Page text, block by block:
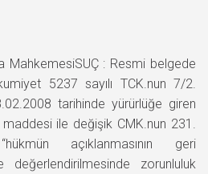
MahkemesiSUÇ : Resmi belgede
5237 sayılı TCK.nun 7/2.
tarihinde yürürlüğe giren
maddesi ile değişik CMK.nun 231.
açıklanmasının geri
değerlendirilmesinde zorunluluk